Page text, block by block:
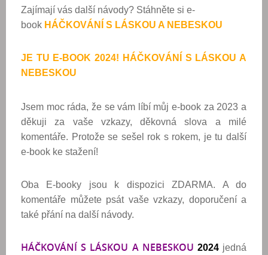
Zajímají vás další návody? Stáhněte si e-
book HÁČKOVÁNÍ S LÁSKOU A NEBESKOU
JE TU E-BOOK 2024! HÁČKOVÁNÍ S LÁSKOU A
NEBESKOU
Jsem moc ráda, že se vám líbí můj e-book za 2023 a
děkuji za vaše vzkazy, děkovná slova a milé
komentáře. Protože se sešel rok s rokem, je tu další
e-book ke stažení!
Oba E-booky jsou k dispozici ZDARMA. A do
komentáře můžete psát vaše vzkazy, doporučení a
také přání na další návody.
HÁČKOVÁNÍ S LÁSKOU A NEBESKOU 2024 jedná